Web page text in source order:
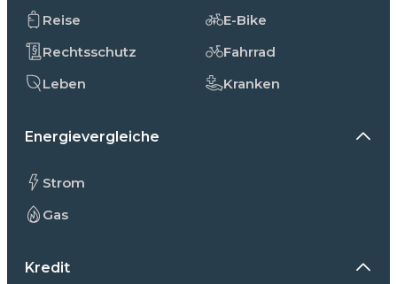
Reise
Rechtsschutz
Leben
E-Bike
Fahrrad
Kranken
Energievergleiche
Strom
Gas
Kredit